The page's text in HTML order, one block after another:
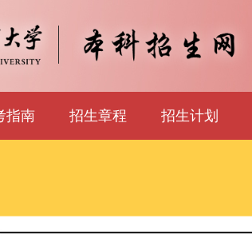
指南 招生章程 招生计划